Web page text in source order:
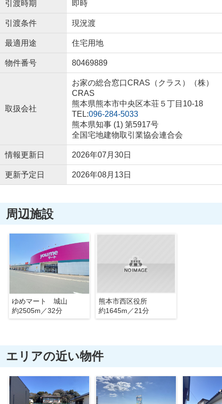
引渡時期 即時
引渡条件 現況渡
最適用途 住宅用地
物件番号 80469889
取扱会社
お家の総合窓口CRAS（クラス）（株）
CRAS
熊本県熊本市中央区本荘５丁目10-18
TEL:096-284-5033
熊本県知事 (1) 第5917号
全国宅地建物取引業協会連合会
情報更新日 2026年07月30日
更新予定日 2026年08月13日
周辺施設
ゆめマート 城山
約2505m／32分
熊本市西区役所
約1645m／21分
エリアの近い物件